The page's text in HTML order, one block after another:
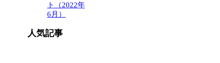
ト（2022年
6月）
人気記事